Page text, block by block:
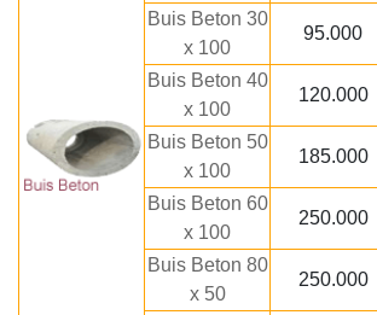
Buis Beton 30
x 100
95.000
Buis Beton 40
x 100
120.000
Buis Beton 50
x 100
185.000
Buis Beton 60
x 100
250.000
Buis Beton 80
x 50
250.000